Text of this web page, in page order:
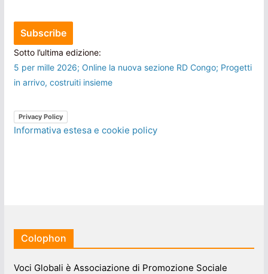
Sotto l’ultima edizione:
5 per mille 2026; Online la nuova sezione RD Congo; Progetti
in arrivo, costruiti insieme
Privacy Policy
Informativa estesa e cookie policy
Colophon
Voci Globali è Associazione di Promozione Sociale